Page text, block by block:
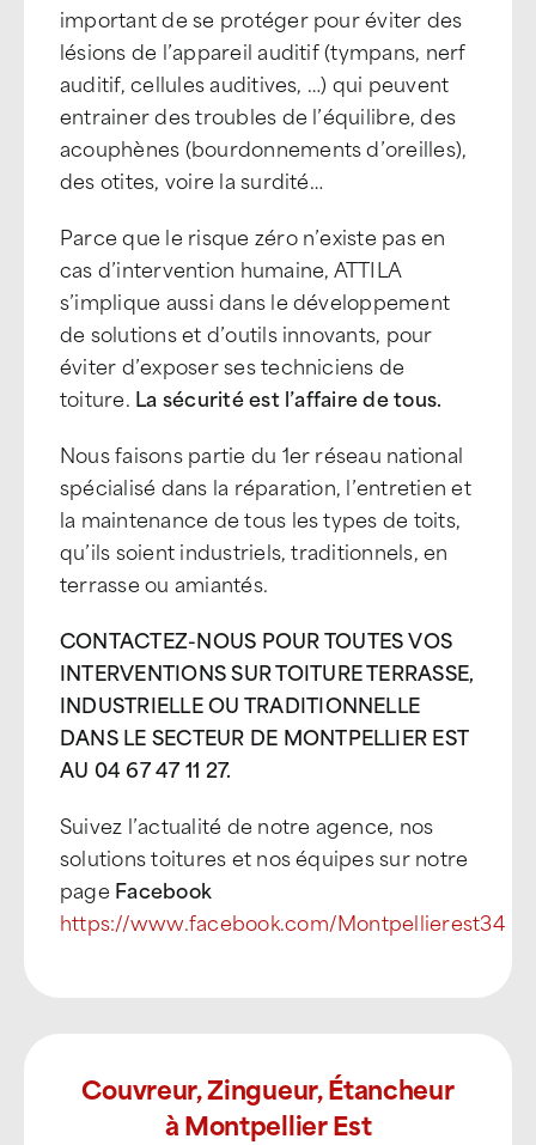
important de se protéger pour éviter des
lésions de l’appareil auditif (tympans, nerf
auditif, cellules auditives, …) qui peuvent
entrainer des troubles de l’équilibre, des
acouphènes (bourdonnements d’oreilles),
des otites, voire la surdité…
Parce que le risque zéro n’existe pas en
cas d’intervention humaine, ATTILA
s’implique aussi dans le développement
de solutions et d’outils innovants, pour
éviter d’exposer ses techniciens de
toiture. La sécurité est l’affaire de tous.
Nous faisons partie du 1er réseau national
spécialisé dans la réparation, l’entretien et
la maintenance de tous les types de toits,
qu’ils soient industriels, traditionnels, en
terrasse ou amiantés.
CONTACTEZ-NOUS POUR TOUTES VOS
INTERVENTIONS SUR TOITURE TERRASSE,
INDUSTRIELLE OU TRADITIONNELLE
DANS LE SECTEUR DE MONTPELLIER EST
AU 04 67 47 11 27.
Suivez l’actualité de notre agence, nos
solutions toitures et nos équipes sur notre
page Facebook
https://www.facebook.com/Montpellierest34
Couvreur, Zingueur, Étancheur
à Montpellier Est